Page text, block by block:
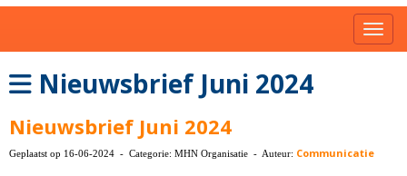
Nieuwsbrief Juni 2024
Nieuwsbrief Juni 2024
Geplaatst op 16-06-2024 - Categorie: MHN Organisatie - Auteur: Communicatie